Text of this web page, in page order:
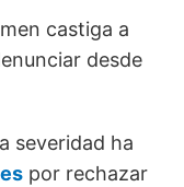
castiga a
desde
severidad ha
por rechazar